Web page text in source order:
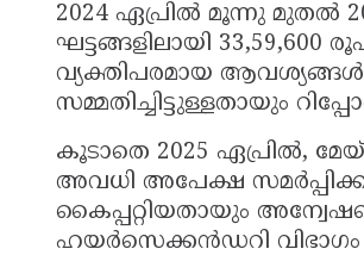
2024 ഏപ്രിൽ മൂന്നു മുതൽ
ഘട്ടങ്ങളിലായി 33,59,600
വ്യക്തിപരമായ
സമ്മതിച്ചിട്ടുള്ളതായും
കൂടാതെ 2025 ഏപ്രിൽ,
അവധി അപേക്ഷ
കൈപ്പറ്റിയതായും
ഹയർസെക്കൻഡറി വിഭാഗം